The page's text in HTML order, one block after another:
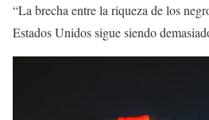
“La brecha entre la riqueza de los
Estados Unidos sigue siendo